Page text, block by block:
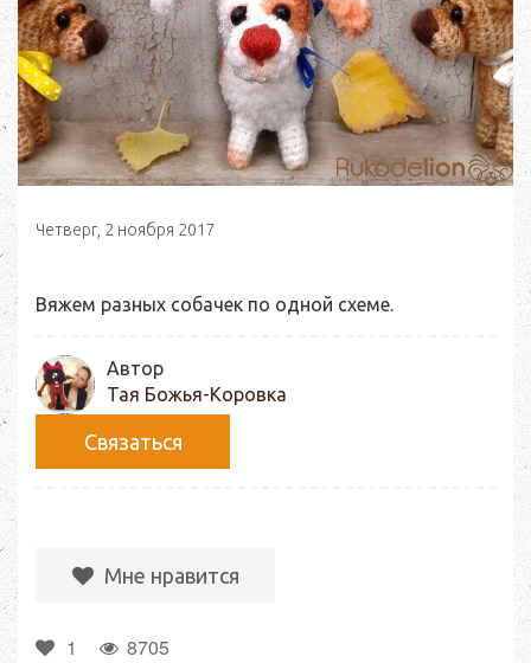
Четверг, 2 ноября 2017
Вяжем разных собачек по одной схеме.
Автор
Тая Божья-Коровка
Связаться
Мне нравится
1 8705